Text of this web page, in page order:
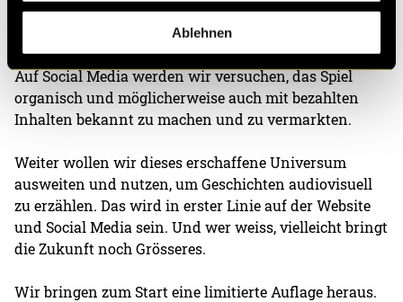
Ablehnen
Ausgestaltung aller Karten, so dass wir sie dann in die
Druckerei schicken können.
Auf Social Media werden wir versuchen, das Spiel
organisch und möglicherweise auch mit bezahlten
Inhalten bekannt zu machen und zu vermarkten.
Weiter wollen wir dieses erschaffene Universum
ausweiten und nutzen, um Geschichten audiovisuell
zu erzählen. Das wird in erster Linie auf der Website
und Social Media sein. Und wer weiss, vielleicht bringt
die Zukunft noch Grösseres.
Wir bringen zum Start eine limitierte Auflage heraus.